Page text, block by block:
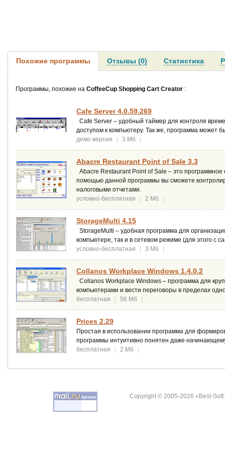
Похожие программы Отзывы (0) Статистика
Программы, похожие на CoffeeCup Shopping Cart Creator :
Cafe Server 4.0.59.269
Cafe Server – удобный таймер для контроля
доступом к компьютеру. Так же, программа может
демо версия
| 3 Мб |
Abacre Restaurant Point of Sale 3.3
Abacre Restaurant Point of Sale – это
помощью данной программы вы сможете
налоговыми отчетами.
условно-бесплатная
| 2 Мб |
StorageMulti 4.15
StorageMulti – удобная программа для
компьютере, так и в сетевом режиме (для этого с
условно-бесплатная
| 3 Мб |
Collanos Workplace Windows 1.4.0.2
Collanos Workplace Windows – программа для
компьютерами и вести переговоры в пределах
бесплатная
| 56 Мб |
Prices 2.29
Простая в использовании программа для
программы интуитивно понятен даже
бесплатная
| 2 Мб |
Copyright © 2005-2026 «Best-